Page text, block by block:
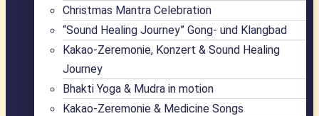
Christmas Mantra Celebration
“Sound Healing Journey” Gong- und Klangbad
Kakao-Zeremonie, Konzert & Sound Healing
Journey
Bhakti Yoga & Mudra in motion
Kakao-Zeremonie & Medicine Songs